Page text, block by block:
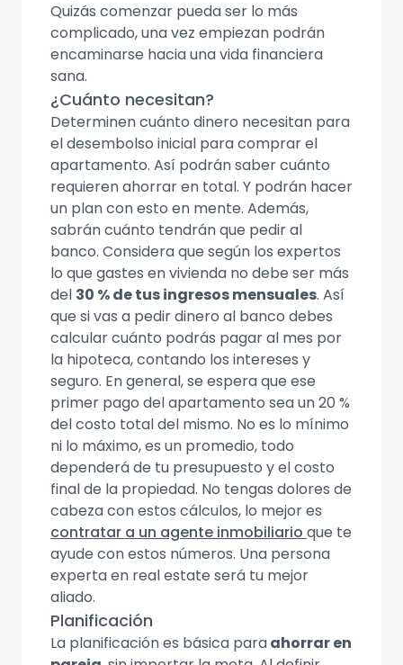
Quizás comenzar pueda ser lo más
complicado, una vez empiezan podrán
encaminarse hacia una vida financiera
sana.
¿Cuánto necesitan?
Determinen cuánto dinero necesitan para
el desembolso inicial para comprar el
apartamento. Así podrán saber cuánto
requieren ahorrar en total. Y podrán hacer
un plan con esto en mente. Además,
sabrán cuánto tendrán que pedir al
banco. Considera que según los expertos
lo que gastes en vivienda no debe ser más
del 30 % de tus ingresos mensuales. Así
que si vas a pedir dinero al banco debes
calcular cuánto podrás pagar al mes por
la hipoteca, contando los intereses y
seguro. En general, se espera que ese
primer pago del apartamento sea un 20 %
del costo total del mismo. No es lo mínimo
ni lo máximo, es un promedio, todo
dependerá de tu presupuesto y el costo
final de la propiedad. No tengas dolores de
cabeza con estos cálculos, lo mejor es
contratar a un agente inmobiliario que te
ayude con estos números. Una persona
experta en real estate será tu mejor
aliado.
Planificación
La planificación es básica paraahorrar en